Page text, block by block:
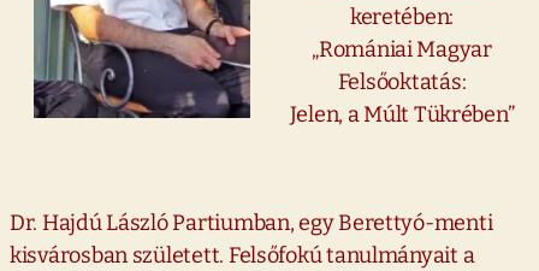
keretében:
„Romániai Magyar
Felsőoktatás:
Jelen, a Múlt Tükrében”
Dr. Hajdú László Partiumban, egy Berettyó-menti
kisvárosban született. Felsőfokú tanulmányait a